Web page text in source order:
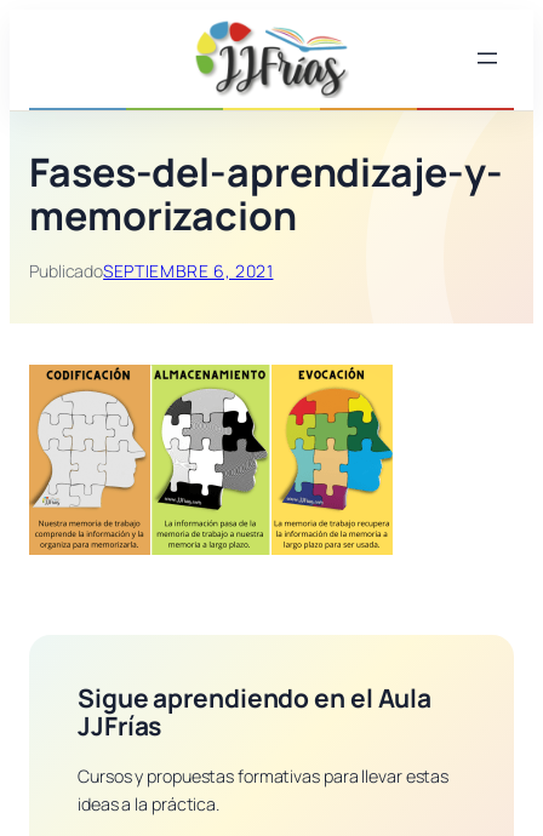
Fases-del-aprendizaje-y-
memorizacion
PublicadoSEPTIEMBRE 6, 2021
Sigue aprendiendo en el Aula
JJFrías
Cursos y propuestas formativas para llevar estas
ideas a la práctica.